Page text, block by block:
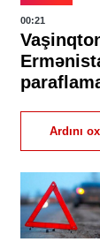
00:21
Ardını